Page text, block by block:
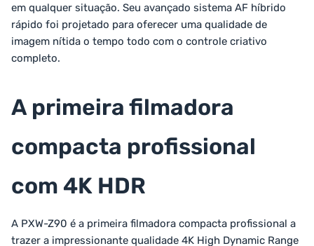
em qualquer situação. Seu avançado sistema AF híbrido
rápido foi projetado para oferecer uma qualidade de
imagem nítida o tempo todo com o controle criativo
completo.
A primeira filmadora
compacta profissional
com 4K HDR
A PXW-Z90 é a primeira filmadora compacta profissional a
trazer a impressionante qualidade 4K High Dynamic Range